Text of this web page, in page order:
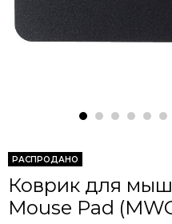
РАСПРОДАНО
Коврик для
Mouse Pad